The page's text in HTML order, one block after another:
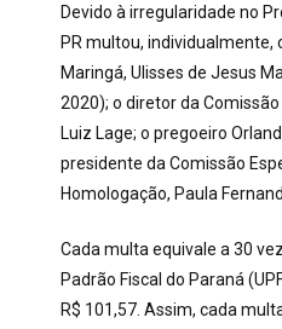
Devido à irregularidade no
PR multou, individualmente,
Maringá, Ulisses de Jesus
2020); o diretor da
Luiz Lage; o pregoeiro
presidente da Comissão
Homologação, Paula
Cada multa equivale a 30
Padrão Fiscal do Paraná
R$ 101,57. Assim, cada